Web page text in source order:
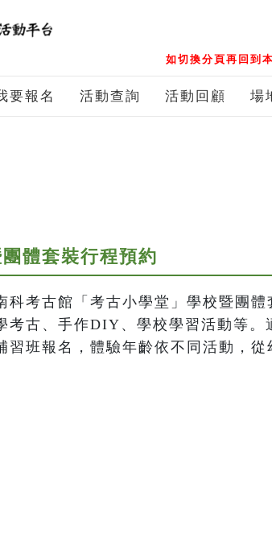
如切換分頁再回到
要報名 活動查詢 活動回顧 場
體套裝行程預約
科考古館「考古小學堂」學校暨團
考古、手作DIY、學校學習活動等。
習班報名，體驗年齡依不同活動，